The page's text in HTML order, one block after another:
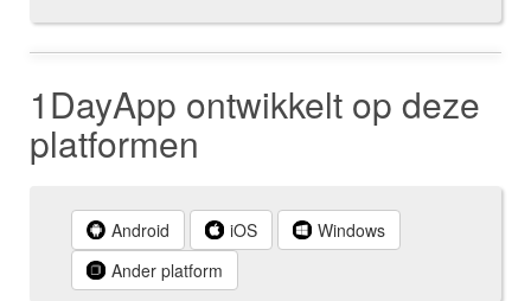
1DayApp ontwikkelt op deze
platformen
Android iOS
Windows
Ander platform